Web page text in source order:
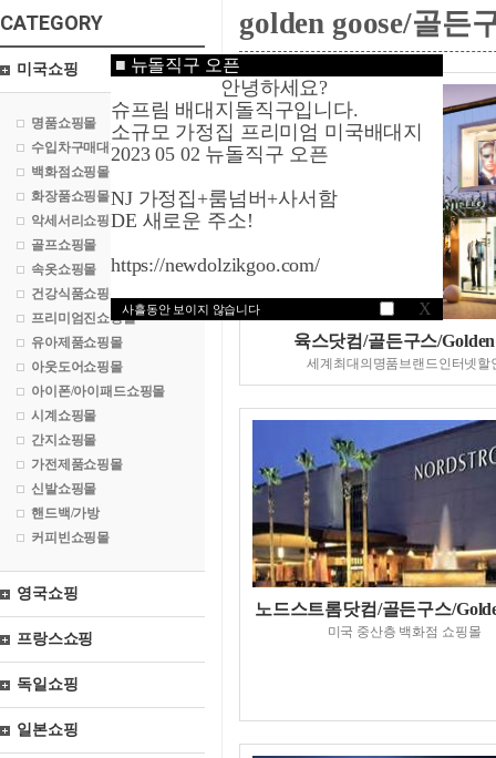
■ 뉴돌직구 오픈
안녕하세요?
슈프림 배대지돌직구입니다.
소규모 가정집 프리미엄 미국배대지
2023 05 02 뉴돌직구 오픈
NJ 가정집+룸넘버+사서함
DE 새로운 주소!
https://newdolzikgoo.com/
사흘동안 보이지 않습니다 X
CATEGORY
미국쇼핑
명품쇼핑몰
수입차구매대행
백화점쇼핑몰
화장품쇼핑몰
악세서리쇼핑몰
골프쇼핑몰
속옷쇼핑몰
건강식품쇼핑몰
프리미엄진쇼핑몰
유아제품쇼핑몰
아웃도어쇼핑몰
아이폰/아이패드쇼핑몰
시계쇼핑몰
간지쇼핑몰
가전제품쇼핑몰
신발쇼핑몰
핸드백/가방
커피빈쇼핑몰
영국쇼핑
프랑스쇼핑
독일쇼핑
일본쇼핑
golden goose/골든
육스닷컴/골든구스/Golden
세계최대의명품브랜드인터넷할
노드스트롬닷컴/골든구스/
미국 중산층 백화점 쇼핑몰